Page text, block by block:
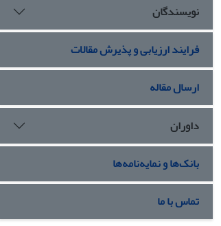
نویسندگان
فرایند ارزیابی و پذیرش مقالات
ارسال مقاله
داوران
بانک‌ها و نمایه‌نامه‌ها
تماس با ما